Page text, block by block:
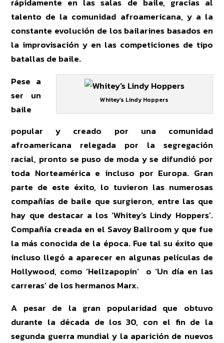
talento de la comunidad afroamericana, y a la
constante evolución de los bailarines basados en
la improvisación y en las competiciones de tipo
batallas de baile.
Whitey’s Lindy Hoppers
Pese a
ser un
baile
popular y creado por una comunidad
afroamericana relegada por la segregación
racial, pronto se puso de moda y se difundió por
toda Norteamérica e incluso por Europa. Gran
parte de este éxito, lo tuvieron las numerosas
compañías de baile que surgieron, entre las que
hay que destacar a los ‘Whitey’s Lindy Hoppers’.
Compañía creada en el Savoy Ballroom y que fue
la más conocida de la época. Fue tal su éxito que
incluso llegó a aparecer en algunas películas de
Hollywood, como ‘Hellzapopin’ o ‘Un día en las
carreras’ de los hermanos Marx.
A pesar de la gran popularidad que obtuvo
durante la década de los 30, con el fin de la
segunda guerra mundial y la aparición de nuevos